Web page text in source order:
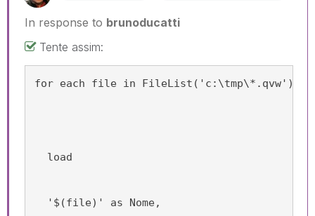
In response to brunoducatti
Tente assim:
for each file in FileList('c:\tmp\*.qvw')
load
'$(file)' as Nome,